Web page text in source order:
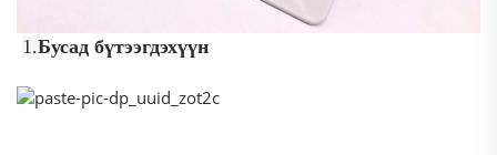
1.Бусад бүтээгдэхүүн